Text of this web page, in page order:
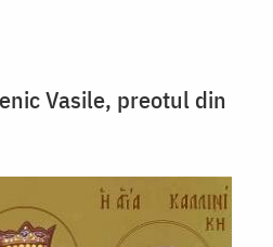
Vasile, preotul din